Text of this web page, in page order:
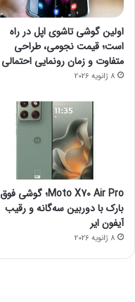
اولین گوشی تاشوی اپل در راه
است؛ قیمت نجومی، طراحی
متفاوت و زمان رونمایی احتمالی
8 ژانویه 2026
Moto X70 Air Pro؛ گوشی فوق
بارک با دوربین سه‌گانه و رقیب
آیفون ایر
8 ژانویه 2026